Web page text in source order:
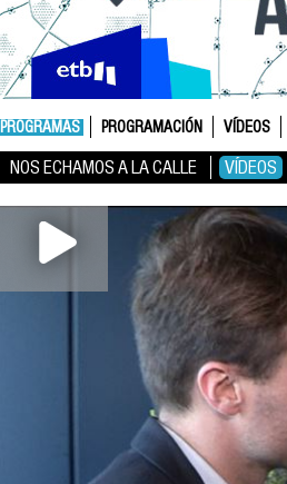
PROGRAMAS PROGRAMACIÓN VÍDEOS
NOS ECHAMOS A LA CALLE VÍDEOS